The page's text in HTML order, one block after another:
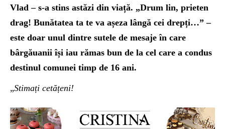
Vlad – s-a stins astăzi din viață. „Drum lin, prieten
drag! Bunătatea ta te va așeza lângă cei drepți…” –
este doar unul dintre sutele de mesaje în care
bârgăuanii își iau rămas bun de la cel care a condus
destinul comunei timp de 16 ani.
„Stimați cetățeni!